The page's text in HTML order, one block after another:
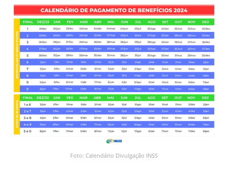
Foto: Calendário Divulgação INSS